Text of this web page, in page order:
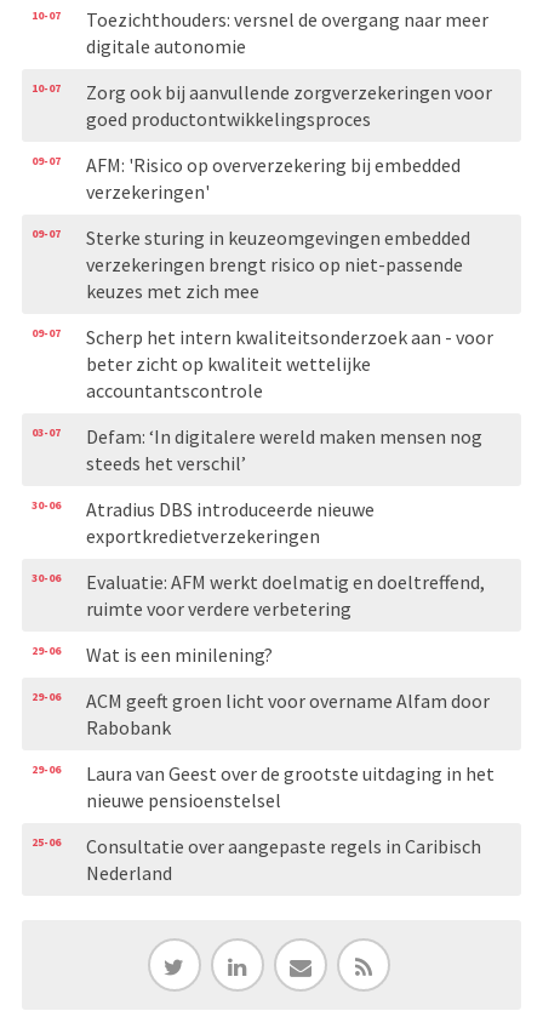
10-07
Toezichthouders: versnel de overgang naar meer
digitale autonomie
10-07
Zorg ook bij aanvullende zorgverzekeringen voor
goed productontwikkelingsproces
09-07
AFM: 'Risico op oververzekering bij embedded
verzekeringen'
09-07
Sterke sturing in keuzeomgevingen embedded
verzekeringen brengt risico op niet-passende
keuzes met zich mee
09-07
Scherp het intern kwaliteitsonderzoek aan - voor
beter zicht op kwaliteit wettelijke
accountantscontrole
03-07
Defam: ‘In digitalere wereld maken mensen nog
steeds het verschil’
30-06
Atradius DBS introduceerde nieuwe
exportkredietverzekeringen
30-06
Evaluatie: AFM werkt doelmatig en doeltreffend,
ruimte voor verdere verbetering
29-06 Wat is een minilening?
29-06
ACM geeft groen licht voor overname Alfam door
Rabobank
29-06
Laura van Geest over de grootste uitdaging in het
nieuwe pensioenstelsel
25-06
Consultatie over aangepaste regels in Caribisch
Nederland